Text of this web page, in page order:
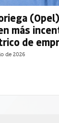
más
de
de 2026